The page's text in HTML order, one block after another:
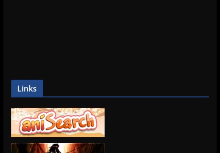
Links